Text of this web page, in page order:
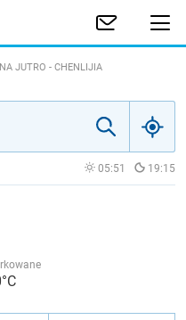
JUTRO - CHENLIJIA
05:51 19:15